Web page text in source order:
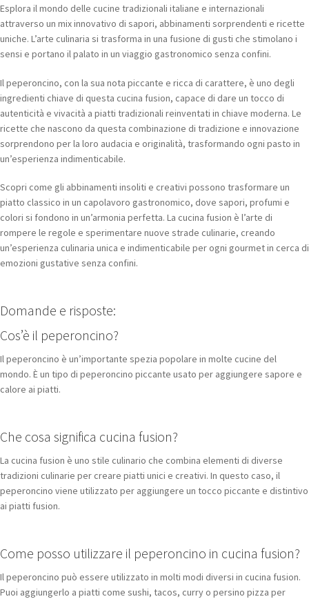
Esplora il mondo delle cucine tradizionali italiane e internazionali
attraverso un mix innovativo di sapori, abbinamenti sorprendenti e ricette
uniche. L’arte culinaria si trasforma in una fusione di gusti che stimolano i
sensi e portano il palato in un viaggio gastronomico senza confini.
Il peperoncino, con la sua nota piccante e ricca di carattere, è uno degli
ingredienti chiave di questa cucina fusion, capace di dare un tocco di
autenticità e vivacità a piatti tradizionali reinventati in chiave moderna. Le
ricette che nascono da questa combinazione di tradizione e innovazione
sorprendono per la loro audacia e originalità, trasformando ogni pasto in
un’esperienza indimenticabile.
Scopri come gli abbinamenti insoliti e creativi possono trasformare un
piatto classico in un capolavoro gastronomico, dove sapori, profumi e
colori si fondono in un’armonia perfetta. La cucina fusion è l’arte di
rompere le regole e sperimentare nuove strade culinarie, creando
un’esperienza culinaria unica e indimenticabile per ogni gourmet in cerca di
emozioni gustative senza confini.
Domande e risposte:
Cos’è il peperoncino?
Il peperoncino è un’importante spezia popolare in molte cucine del
mondo. È un tipo di peperoncino piccante usato per aggiungere sapore e
calore ai piatti.
Che cosa significa cucina fusion?
La cucina fusion è uno stile culinario che combina elementi di diverse
tradizioni culinarie per creare piatti unici e creativi. In questo caso, il
peperoncino viene utilizzato per aggiungere un tocco piccante e distintivo
ai piatti fusion.
Come posso utilizzare il peperoncino in cucina fusion?
Il peperoncino può essere utilizzato in molti modi diversi in cucina fusion.
Puoi aggiungerlo a piatti come sushi, tacos, curry o persino pizza per